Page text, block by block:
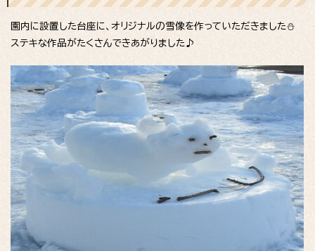
園内に設置した台座に、オリジナルの雪像を作っていただきました⛄
ステキな作品がたくさんできあがりました♪